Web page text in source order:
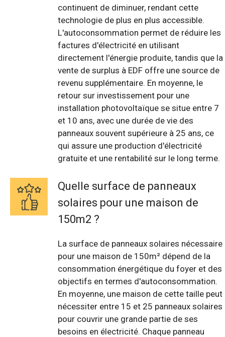
continuent de diminuer, rendant cette
technologie de plus en plus accessible.
L'autoconsommation permet de réduire les
factures d'électricité en utilisant
directement l'énergie produite, tandis que la
vente de surplus à EDF offre une source de
revenu supplémentaire. En moyenne, le
retour sur investissement pour une
installation photovoltaïque se situe entre 7
et 10 ans, avec une durée de vie des
panneaux souvent supérieure à 25 ans, ce
qui assure une production d'électricité
gratuite et une rentabilité sur le long terme.
Quelle surface de panneaux
solaires pour une maison de
150m2 ?
La surface de panneaux solaires nécessaire
pour une maison de 150m² dépend de la
consommation énergétique du foyer et des
objectifs en termes d'autoconsommation.
En moyenne, une maison de cette taille peut
nécessiter entre 15 et 25 panneaux solaires
pour couvrir une grande partie de ses
besoins en électricité. Chaque panneau